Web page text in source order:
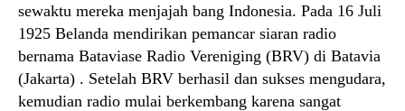
sewaktu mereka menjajah bang Indonesia. Pada 16 Juli
1925 Belanda mendirikan pemancar siaran radio
bernama Bataviase Radio Vereniging (BRV) di Batavia
(Jakarta) . Setelah BRV berhasil dan sukses mengudara,
kemudian radio mulai berkembang karena sangat